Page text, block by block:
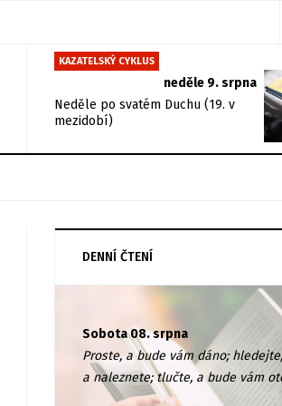
KAZATELSKÝ CYKLUS
neděle 9. srpna
Neděle po svatém Duchu (19. v
mezidobí)
DENNÍ ČTENÍ
Sobota 08. srpna
Proste, a bude vám dáno; hledejte,
a naleznete; tlučte, a bude vám